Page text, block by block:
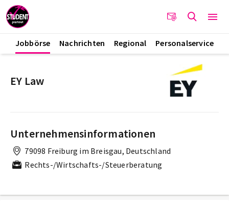
Jobbörse Nachrichten Regional Personalservice
EY Law
Unternehmensinformationen
79098 Freiburg im Breisgau, Deutschland
Rechts-/Wirtschafts-/Steuerberatung